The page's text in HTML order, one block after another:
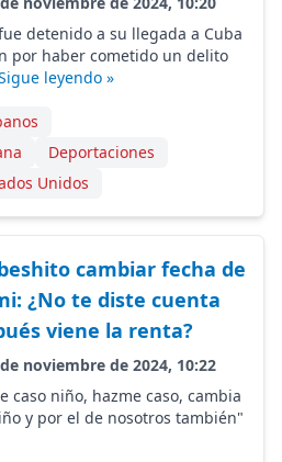
detenido a su llegada a Cuba
por haber cometido un delito
leyendo »
Deportaciones
Unidos
cambiar fecha de
¿No te diste cuenta
viene la renta?
noviembre de 2024, 10:22
caso niño, hazme caso, cambia
y por el de nosotros también"